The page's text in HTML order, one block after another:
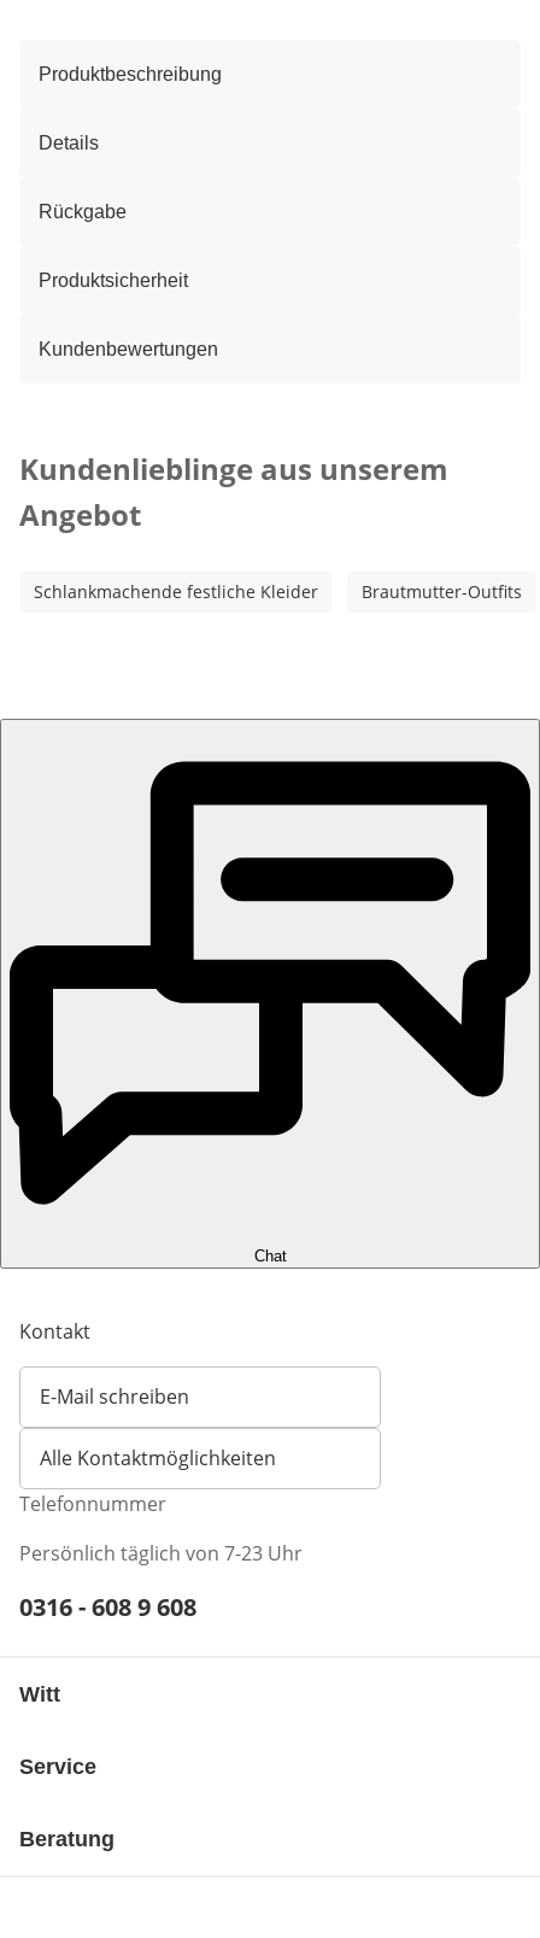
Produktbeschreibung
Details
Rückgabe
Produktsicherheit
Kundenbewertungen
Kundenlieblinge aus unserem
Angebot
Schlankmachende festliche Kleider Brautmutter-Outfits
Chat
Kontakt
E-Mail schreiben
Öffnet E-Mail-Client
Alle Kontaktmöglichkeiten
Telefonnummer
Persönlich täglich von 7-23 Uhr
Telefonnummer:
0316 - 608 9 608
Witt
Service
Beratung